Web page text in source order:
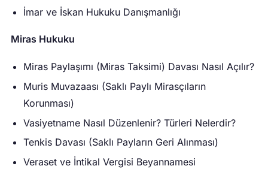
İmar ve İskan Hukuku Danışmanlığı
Miras Hukuku
Miras Paylaşımı (Miras Taksimi) Davası Nasıl Açılır?
Muris Muvazaası (Saklı Paylı Mirasçıların
Korunması)
Vasiyetname Nasıl Düzenlenir? Türleri Nelerdir?
Tenkis Davası (Saklı Payların Geri Alınması)
Veraset ve İntikal Vergisi Beyannamesi